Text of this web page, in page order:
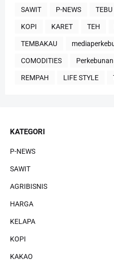
SAWIT P-NEWS TEBU
KOPI KARET TEH
TEMBAKAU
COMODITIES Perkebunan
REMPAH LIFE STYLE
KATEGORI
P-NEWS
SAWIT
AGRIBISNIS
HARGA
KELAPA
KOPI
KAKAO